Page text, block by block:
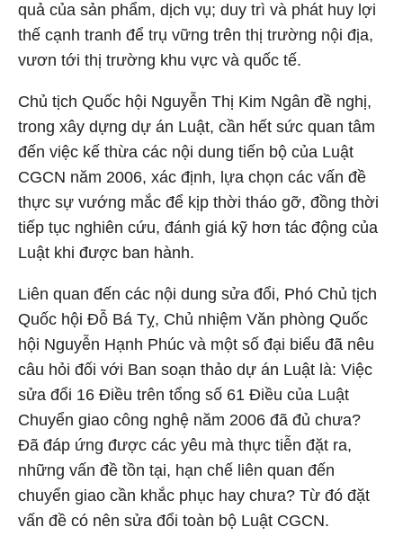
quả của sản phẩm, dịch vụ; duy trì và phát huy lợi
thế cạnh tranh để trụ vững trên thị trường nội địa,
vươn tới thị trường khu vực và quốc tế.
Chủ tịch Quốc hội Nguyễn Thị Kim Ngân đề nghị,
trong xây dựng dự án Luật, cần hết sức quan tâm
đến việc kế thừa các nội dung tiến bộ của Luật
CGCN năm 2006, xác định, lựa chọn các vấn đề
thực sự vướng mắc để kịp thời tháo gỡ, đồng thời
tiếp tục nghiên cứu, đánh giá kỹ hơn tác động của
Luật khi được ban hành.
Liên quan đến các nội dung sửa đổi, Phó Chủ tịch
Quốc hội Đỗ Bá Tỵ, Chủ nhiệm Văn phòng Quốc
hội Nguyễn Hạnh Phúc và một số đại biểu đã nêu
câu hỏi đối với Ban soạn thảo dự án Luật là: Việc
sửa đổi 16 Điều trên tổng số 61 Điều của Luật
Chuyển giao công nghệ năm 2006 đã đủ chưa?
Đã đáp ứng được các yêu mà thực tiễn đặt ra,
những vấn đề tồn tại, hạn chế liên quan đến
chuyển giao cần khắc phục hay chưa? Từ đó đặt
vấn đề có nên sửa đổi toàn bộ Luật CGCN.